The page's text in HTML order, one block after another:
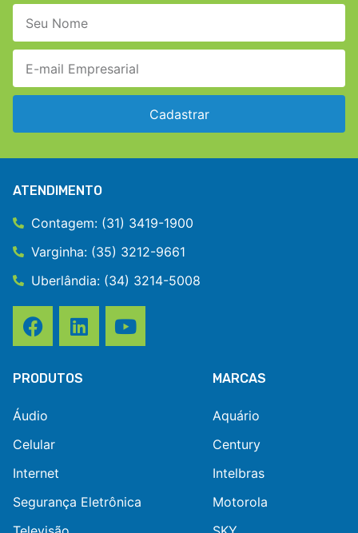
Cadastrar
ATENDIMENTO
Contagem: (31) 3419-1900
Varginha: (35) 3212-9661
Uberlândia: (34) 3214-5008
PRODUTOS
Áudio
Celular
Internet
Segurança Eletrônica
MARCAS
Aquário
Century
Intelbras
Motorola